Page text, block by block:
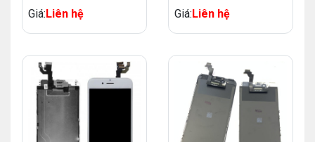
Giá:Liên hệ Giá:Liên hệ